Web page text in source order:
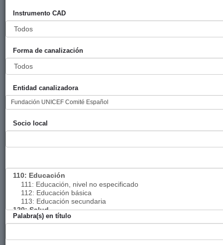
Instrumento CAD
Forma de canalización
Entidad canalizadora
Socio local
Palabra(s) en título
Atención
integral para
niñas
vinculados
con fuerzas y
grupos
armados
Diputación
UNICEF
2024
instituciones y
abordamiento
adecuado del
problema de
la
malnutrición
con
Foral de
Comité